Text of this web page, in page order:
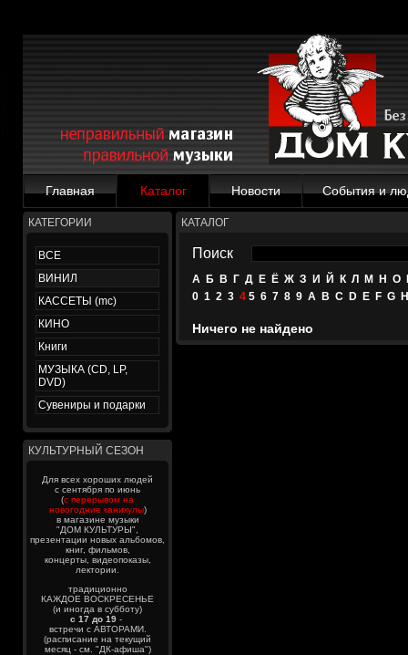
Главная Каталог Новости События и
КАТЕГОРИИ
ВСЕ
ВИНИЛ
КАССЕТЫ (mc)
КИНО
Книги
МУЗЫКА (CD, LP,
DVD)
Сувениры и подарки
КУЛЬТУРНЫЙ СЕЗОН
Для всех хороших людей
с сентября по июнь
(с перерывом на
новогодние каникулы)
в магазине музыки
"ДОМ КУЛЬТУРЫ",
презентации новых альбомов,
книг, фильмов,
концерты, видеопоказы,
лектории.
традиционно
КАЖДОЕ ВОСКРЕСЕНЬЕ
(и иногда в субботу)
с 17 до 19 -
встречи с АВТОРАМИ.
(расписание на текущий
месяц - см. "ДК-афиша")
КАТАЛОГ
Поиск
А Б В Г Д Е Ё Ж З И Й К Л М Н О
0 1 2 3 4 5 6 7 8 9 A B C D E F G H
Ничего не найдено